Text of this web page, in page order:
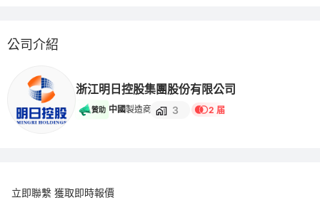
公司介紹
浙江明日控股集團股份有限公司
贊助 中國製造商 3 2 届
立即聯繫 獲取即時報價